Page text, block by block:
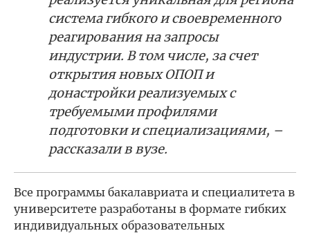
система гибкого и своевременного
реагирования на запросы
индустрии. В том числе, за счет
открытия новых ОПОП и
донастройки реализуемых с
требуемыми профилями
подготовки и специализациями, –
рассказали в вузе.
Все программы бакалавриата и специалитета в
университете разработаны в формате гибких
индивидуальных образовательных